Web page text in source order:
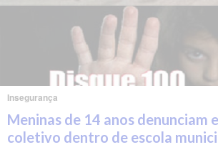
Insegurança
Meninas de 14 anos denunciam
coletivo dentro de escola